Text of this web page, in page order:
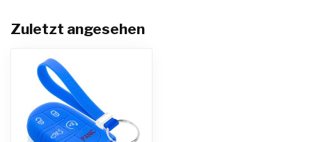
Zuletzt angesehen